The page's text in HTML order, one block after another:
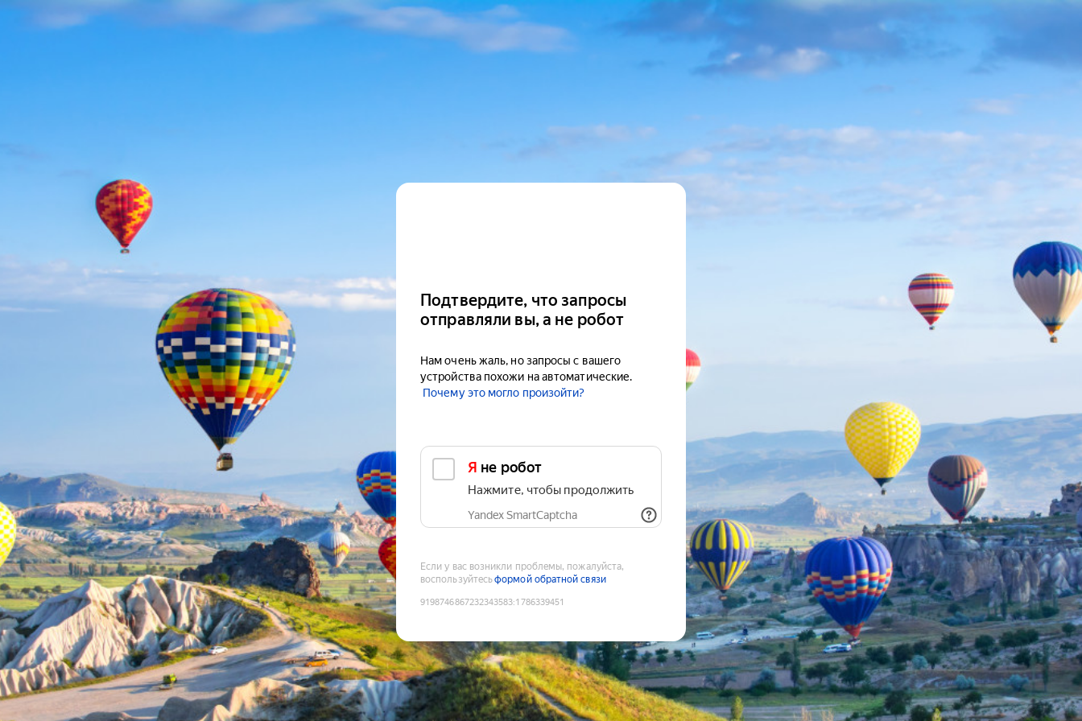
Подтвердите, что запросы
отправляли вы, а не робот
Нам очень жаль, но запросы с вашего
устройства похожи на автоматические.
Почему это могло произойти?
Я не робот
Нажмите, чтобы продолжить
Yandex SmartCaptcha
Если у вас возникли проблемы, пожалуйста,
воспользуйтесьформой обратной связи
9198746867232343583:1786339451